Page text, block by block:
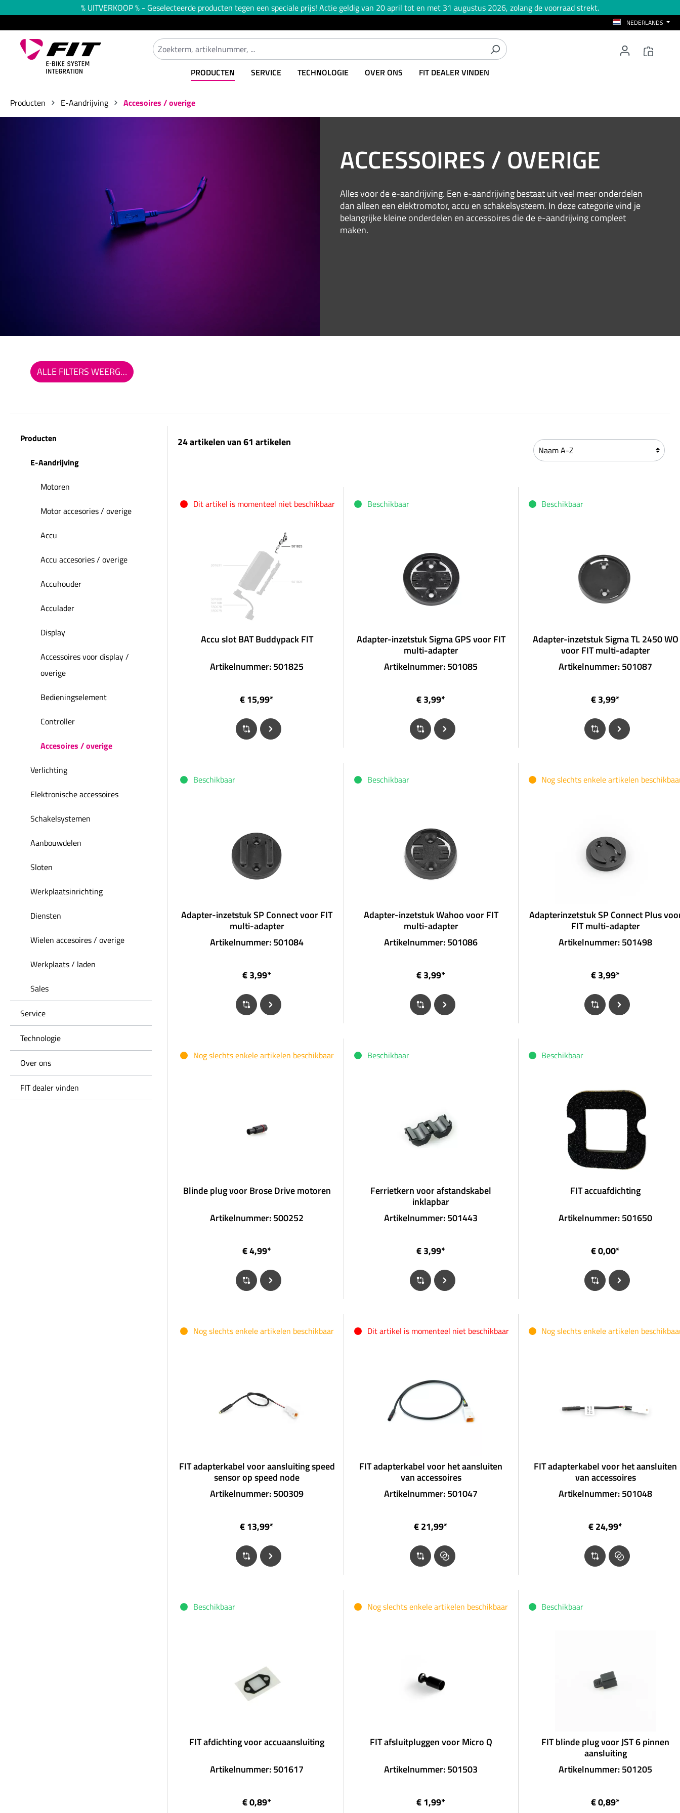
Ga naar de hoofdnavigatie
% UITVERKOOP % - Geselecteerde producten tegen een speciale prijs! Actie geldig van 20 april tot en met 31 augustus 2026, zolang de voorraad strekt.
NEDERLANDS
PRODUCTEN SERVICE TECHNOLOGIE OVER ONS FIT DEALER VINDEN
Producten E-Aandrijving Accesoires / overige
ACCESSOIRES / OVERIGE
Alles voor de e-aandrijving. Een e-aandrijving bestaat uit veel meer onderdelen
dan alleen een elektromotor, accu en schakelsysteem. In deze categorie vind je
belangrijke kleine onderdelen en accessoires die de e-aandrijving compleet
maken.
ALLE FILTERS WEERGEVEN
Producten
E-Aandrijving
Motoren
Motor accesories / overige
Accu
Accu accesories / overige
Accuhouder
Acculader
Display
Accessoires voor display /
overige
Bedieningselement
Controller
Accesoires / overige
Verlichting
Elektronische accessoires
Schakelsystemen
Aanbouwdelen
Sloten
Werkplaatsinrichting
Diensten
Wielen accesoires / overige
Werkplaats / laden
Sales
Service
Technologie
Over ons
FIT dealer vinden
24 artikelen van 61 artikelen
Dit artikel is momenteel niet beschikbaar
Accu slot BAT Buddypack FIT
Artikelnummer: 501825
€ 15,99*
Beschikbaar
Adapter-inzetstuk Sigma GPS voor FIT
multi-adapter
Artikelnummer: 501085
€ 3,99*
Beschikbaar
Adapter-inzetstuk Sigma TL 2450 WO
voor FIT multi-adapter
Artikelnummer: 501087
€ 3,99*
Beschikbaar
Adapter-inzetstuk SP Connect voor FIT
multi-adapter
Artikelnummer: 501084
€ 3,99*
Beschikbaar
Adapter-inzetstuk Wahoo voor FIT
multi-adapter
Artikelnummer: 501086
€ 3,99*
Nog slechts enkele artikelen
Adapterinzetstuk SP Connect Plus
FIT multi-adapter
Artikelnummer: 501498
€ 3,99*
Nog slechts enkele artikelen beschikbaar
Blinde plug voor Brose Drive motoren
Artikelnummer: 500252
€ 4,99*
Beschikbaar
Ferrietkern voor afstandskabel
inklapbar
Artikelnummer: 501443
€ 3,99*
Beschikbaar
FIT accuafdichting
Artikelnummer: 501650
€ 0,00*
Nog slechts enkele artikelen beschikbaar
FIT adapterkabel voor aansluiting speed
sensor op speed node
Artikelnummer: 500309
€ 13,99*
Dit artikel is momenteel niet beschikbaar
FIT adapterkabel voor het aansluiten
van accessoires
Artikelnummer: 501047
€ 21,99*
Nog slechts enkele artikelen
FIT adapterkabel voor het aansluiten
van accessoires
Artikelnummer: 501048
€ 24,99*
Beschikbaar
FIT afdichting voor accuaansluiting
Artikelnummer: 501617
€ 0,89*
Nog slechts enkele artikelen beschikbaar
FIT afsluitpluggen voor Micro Q
Artikelnummer: 501503
€ 1,99*
Beschikbaar
FIT blinde plug voor JST 6 pinnen
aansluiting
Artikelnummer: 501205
€ 0,89*